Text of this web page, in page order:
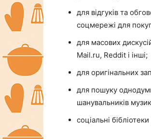
для відгуків та
соцмережі для
для масових
Mail.ru, Reddit і інші;
для оригінальних
для пошуку
шанувальників
соціальні